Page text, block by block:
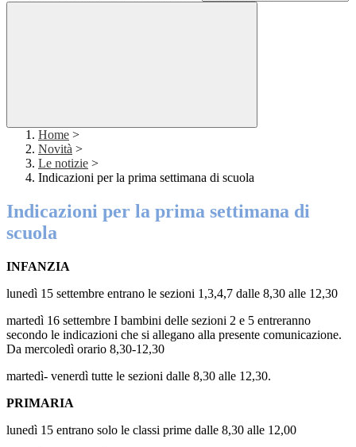
Home >
Novità >
Le notizie >
Indicazioni per la prima settimana di scuola
Indicazioni per la prima settimana di
scuola
INFANZIA
lunedì 15 settembre entrano le sezioni 1,3,4,7 dalle 8,30 alle 12,30
martedì 16 settembre I bambini delle sezioni 2 e 5 entreranno
secondo le indicazioni che si allegano alla presente comunicazione.
Da mercoledì orario 8,30-12,30
martedì- venerdì tutte le sezioni dalle 8,30 alle 12,30.
PRIMARIA
lunedì 15 entrano solo le classi prime dalle 8,30 alle 12,00